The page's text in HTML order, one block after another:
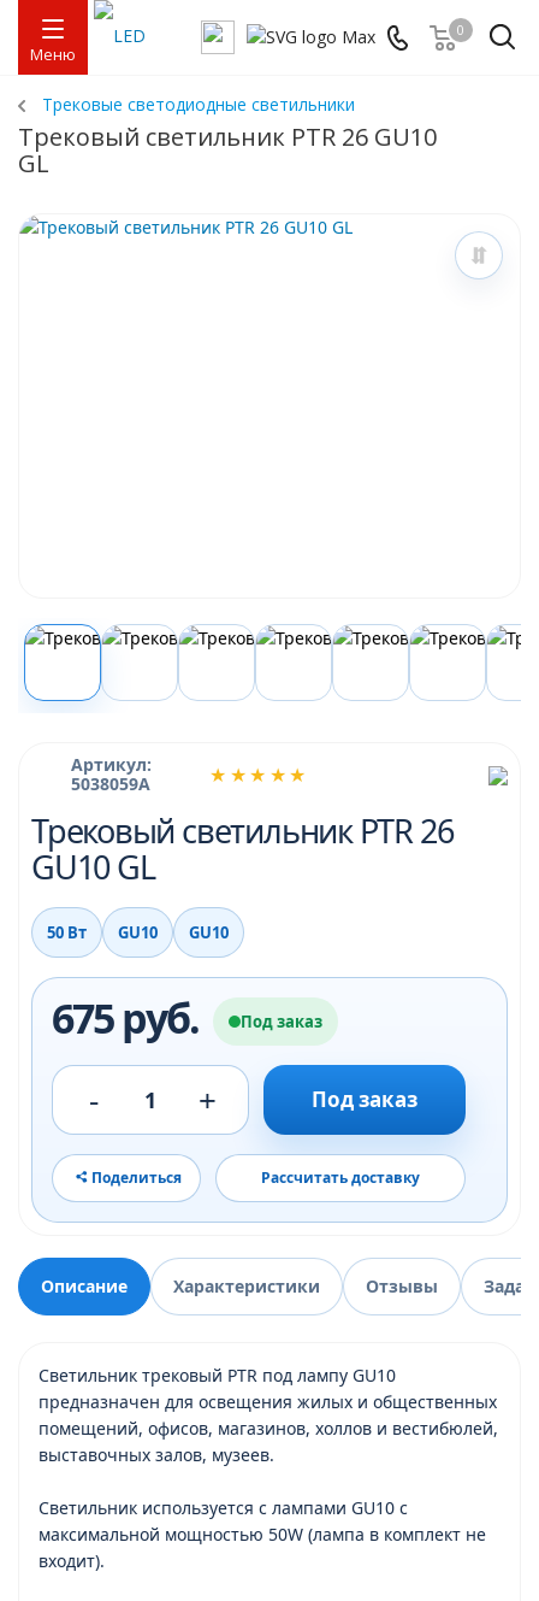
Меню
0
Трековые светодиодные светильники
Трековый светильник PTR 26 GU10
GL
★★★★★
Артикул:
5038059A
Трековый светильник PTR 26
GU10 GL
50 Вт GU10 GU10
675 руб. Под заказ
- 1 + Под заказ
Поделиться Рассчитать доставку
Описание Характеристики Отзывы
Светильник трековый PTR под лампу GU10
предназначен для освещения жилых и общественных
помещений, офисов, магазинов, холлов и вестибюлей,
выставочных залов, музеев.
Светильник используется с лампами GU10 с
максимальной мощностью 50W (лампа в комплект не
входит).